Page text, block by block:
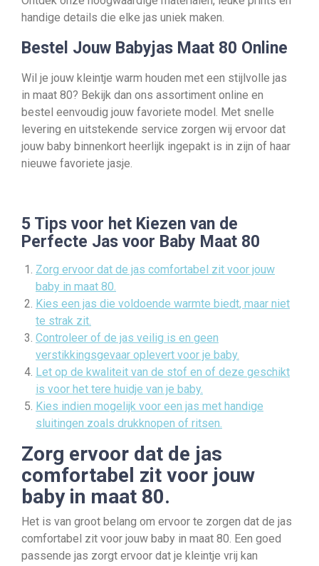
handige details die elke jas uniek maken.
Bestel Jouw Babyjas Maat 80 Online
Wil je jouw kleintje warm houden met een stijlvolle jas
in maat 80? Bekijk dan ons assortiment online en
bestel eenvoudig jouw favoriete model. Met snelle
levering en uitstekende service zorgen wij ervoor dat
jouw baby binnenkort heerlijk ingepakt is in zijn of haar
nieuwe favoriete jasje.
5 Tips voor het Kiezen van de
Perfecte Jas voor Baby Maat 80
Zorg ervoor dat de jas comfortabel zit voor jouw
baby in maat 80.
Kies een jas die voldoende warmte biedt, maar niet
te strak zit.
Controleer of de jas veilig is en geen
verstikkingsgevaar oplevert voor je baby.
Let op de kwaliteit van de stof en of deze geschikt
is voor het tere huidje van je baby.
Kies indien mogelijk voor een jas met handige
sluitingen zoals drukknopen of ritsen.
Zorg ervoor dat de jas
comfortabel zit voor jouw
baby in maat 80.
Het is van groot belang om ervoor te zorgen dat de jas
comfortabel zit voor jouw baby in maat 80. Een goed
passende jas zorgt ervoor dat je kleintje vrij kan